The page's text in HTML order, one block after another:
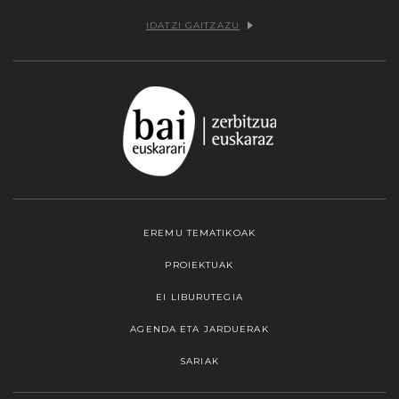
IDATZI GAITZAZU
EREMU TEMATIKOAK
PROIEKTUAK
EI LIBURUTEGIA
AGENDA ETA JARDUERAK
SARIAK